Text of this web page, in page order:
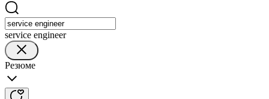
service engineer
Резюме